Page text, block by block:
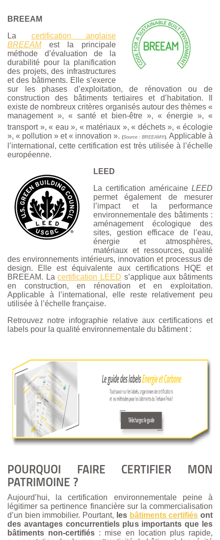
BREEAM
La certification anglaise
BREEAMest la principale
méthode d’évaluation de la
durabilité pour la planification
des projets, des infrastructures
et des bâtiments. Elle s’exerce
sur les phases d’exploitation, de rénovation ou de
construction des bâtiments tertiaires et d’habitation. Il
existe de nombreux critères organisés autour des thèmes «
management», « santé et bien-être », « énergie », «
transport », « eau », « matériaux », « déchets », « écologie
», « pollution » et « innovation ». (Source : BREEAM®). Applicable à
l’international, cette certification est très utilisée à l’échelle
européenne.
LEED
La certification américaine LEED
permet également de mesurer
l’impact et la performance
environnementale des bâtiments :
aménagement écologique des
sites, gestion efficace de l’eau,
énergie et atmosphères,
matériaux et ressources, qualité
des environnements intérieurs, innovation et processus de
design. Elle est équivalente aux certifications HQE et
BREEAM. Lacertification LEED s’applique aux bâtiments
en construction, en rénovation et en exploitation.
Applicable à l’international, elle reste relativement peu
utilisée à l’échelle française.
Retrouvez notre infographie relative aux certifications et
labels pour la qualité environnementale du bâtiment :
POURQUOI FAIRE CERTIFIER MON
PATRIMOINE ?
Aujourd’hui, la certification environnementale peine à
légitimer sa pertinence financière sur la commercialisation
d’un bien immobilier. Pourtant, les bâtiments certifiés ont
des avantages concurrentiels plus importants que les
bâtiments non-certifiés : mise en location plus rapide,